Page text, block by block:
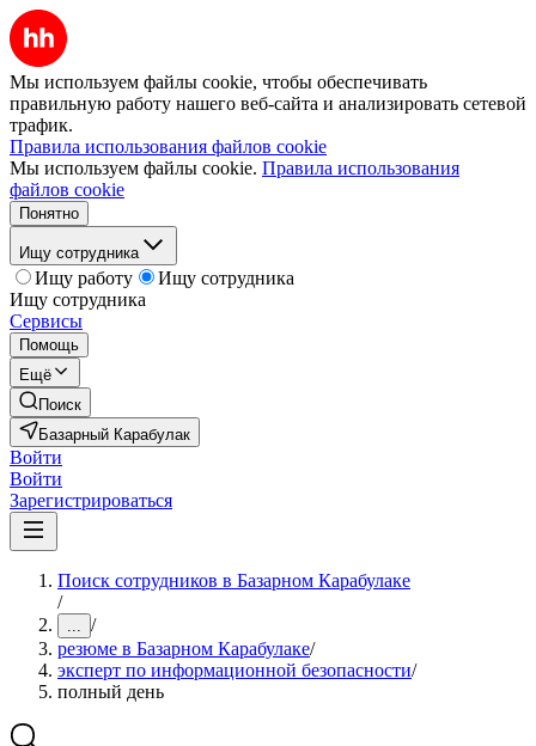
Мы используем файлы cookie, чтобы обеспечивать
правильную работу нашего веб-сайта и анализировать сетевой
трафик.
Правила использования файлов cookie
Мы используем файлы cookie. Правила использования
файлов cookie
Понятно
Ищу сотрудника
Ищу работу
Ищу сотрудника
Ищу сотрудника
Сервисы
Помощь
Ещё
Поиск
Базарный Карабулак
Войти
Войти
Зарегистрироваться
Поиск сотрудников в Базарном Карабулаке
/
... /
резюме в Базарном Карабулаке/
эксперт по информационной безопасности/
полный день